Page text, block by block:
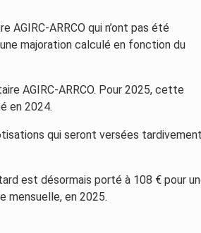
ARRCO qui n’ont pas été
majoration calculé en fonction du
AGIRC-ARRCO. Pour 2025, cette
en 2024.
qui seront versées tardivement
est désormais porté à 108 € pour
mensuelle, en 2025.